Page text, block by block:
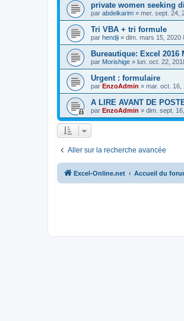
private women seeking
par abdelkarim » mer. sept. 24,
Tri VBA + tri formule
par hendji » dim. mars 15, 2020
Bureautique: Excel 2016
par Morishige » lun. oct. 22,
Urgent : formulaire
par EnzoAdmin » mar. oct. 16,
A LIRE AVANT DE
par EnzoAdmin » dim. sept.
Aller sur la recherche avancée
Excel-Online.net Accueil du